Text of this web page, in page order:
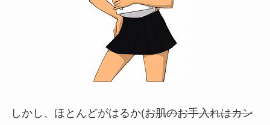
しかし、ほとんどがはるか(お肌のお手入れはカン